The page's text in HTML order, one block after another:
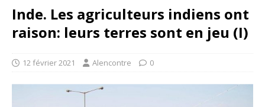
Inde. Les agriculteurs indiens ont
raison: leurs terres sont en jeu (I)
12 février 2021 Alencontre 0